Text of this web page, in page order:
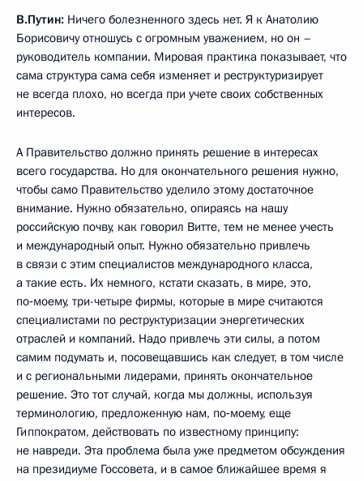
В.Путин: Ничего болезненного здесь нет. Я к Анатолию
Борисовичу отношусь с огромным уважением, но он –
руководитель компании. Мировая практика показывает, что
сама структура сама себя изменяет и реструктуризирует
не всегда плохо, но всегда при учете своих собственных
интересов.
А Правительство должно принять решение в интересах
всего государства. Но для окончательного решения нужно,
чтобы само Правительство уделило этому достаточное
внимание. Нужно обязательно, опираясь на нашу
российскую почву, как говорил Витте, тем не менее учесть
и международный опыт. Нужно обязательно привлечь
в связи с этим специалистов международного класса,
а такие есть. Их немного, кстати сказать, в мире, это,
по‑моему, три-четыре фирмы, которые в мире считаются
специалистами по реструктуризации энергетических
отраслей и компаний. Надо привлечь эти силы, а потом
самим подумать и, посовещавшись как следует, в том числе
и с региональными лидерами, принять окончательное
решение. Это тот случай, когда мы должны, используя
терминологию, предложенную нам, по‑моему, еще
Гиппократом, действовать по известному принципу:
не навреди. Эта проблема была уже предметом обсуждения
на президиуме Госсовета, и в самое ближайшее время я